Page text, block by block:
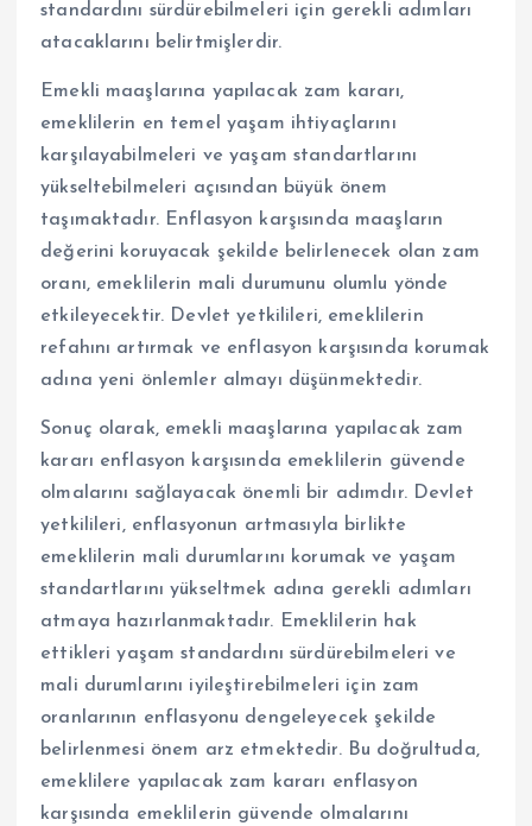
standardını sürdürebilmeleri için gerekli adımları
atacaklarını belirtmişlerdir.
Emekli maaşlarına yapılacak zam kararı,
emeklilerin en temel yaşam ihtiyaçlarını
karşılayabilmeleri ve yaşam standartlarını
yükseltebilmeleri açısından büyük önem
taşımaktadır. Enflasyon karşısında maaşların
değerini koruyacak şekilde belirlenecek olan zam
oranı, emeklilerin mali durumunu olumlu yönde
etkileyecektir. Devlet yetkilileri, emeklilerin
refahını artırmak ve enflasyon karşısında korumak
adına yeni önlemler almayı düşünmektedir.
Sonuç olarak, emekli maaşlarına yapılacak zam
kararı enflasyon karşısında emeklilerin güvende
olmalarını sağlayacak önemli bir adımdır. Devlet
yetkilileri, enflasyonun artmasıyla birlikte
emeklilerin mali durumlarını korumak ve yaşam
standartlarını yükseltmek adına gerekli adımları
atmaya hazırlanmaktadır. Emeklilerin hak
ettikleri yaşam standardını sürdürebilmeleri ve
mali durumlarını iyileştirebilmeleri için zam
oranlarının enflasyonu dengeleyecek şekilde
belirlenmesi önem arz etmektedir. Bu doğrultuda,
emeklilere yapılacak zam kararı enflasyon
karşısında emeklilerin güvende olmalarını